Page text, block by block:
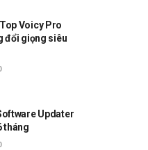
Voicy Pro
đổi giọng siêu
Updater
tháng